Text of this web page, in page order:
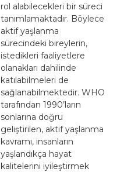
rol alabilecekleri bir süreci
tanımlamaktadır. Böylece
aktif yaşlanma
sürecindeki bireylerin,
istedikleri faaliyetlere
olanakları dahilinde
katılabilmeleri de
sağlanabilmektedir. WHO
tarafından 1990’ların
sonlarına doğru
geliştirilen, aktif yaşlanma
kavramı, insanların
yaşlandıkça hayat
kalitelerini iyileştirmek